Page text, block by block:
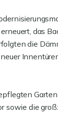
das
die
die